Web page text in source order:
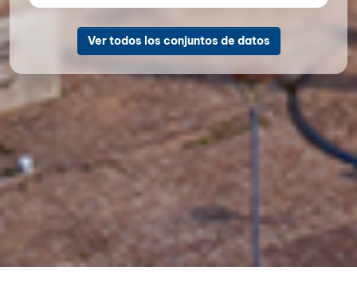
Ver todos los conjuntos de datos